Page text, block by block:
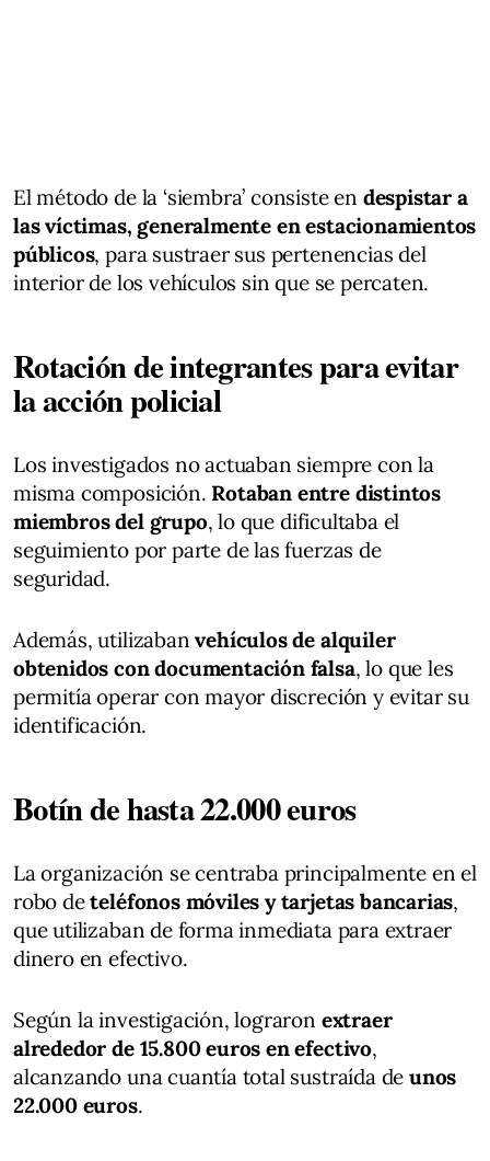
El método de la ‘siembra’ consiste en despistar a
las víctimas, generalmente en estacionamientos
públicos, para sustraer sus pertenencias del
interior de los vehículos sin que se percaten.
Rotación de integrantes para evitar
la acción policial
Los investigados no actuaban siempre con la
misma composición. Rotaban entre distintos
miembros del grupo, lo que dificultaba el
seguimiento por parte de las fuerzas de
seguridad.
Además, utilizabanvehículos de alquiler
obtenidos con documentación falsa, lo que les
permitía operar con mayor discreción y evitar su
identificación.
Botín de hasta 22.000 euros
La organización se centraba principalmente en el
robo deteléfonos móviles y tarjetas bancarias,
que utilizaban de forma inmediata para extraer
dinero en efectivo.
Según la investigación, lograron extraer
alrededor de 15.800 euros en efectivo,
alcanzando una cuantía total sustraída deunos
22.000 euros.